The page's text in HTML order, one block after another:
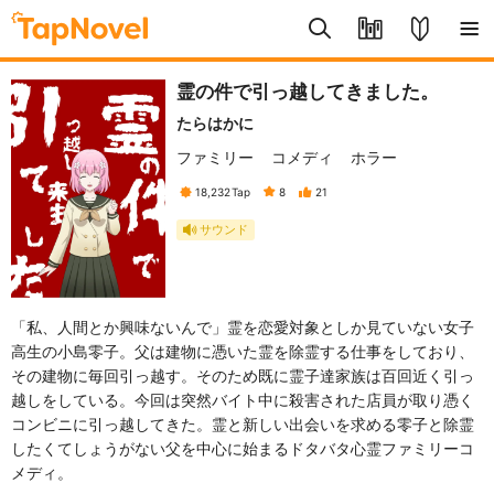
霊の件で引っ越してきました。
たらはかに
ファミリー
コメディ ホラー
18,232Tap 8 21
サウンド
「私、人間とか興味ないんで」霊を恋愛対象としか見ていない女子
高生の小島零子。父は建物に憑いた霊を除霊する仕事をしており、
その建物に毎回引っ越す。そのため既に霊子達家族は百回近く引っ
越しをしている。今回は突然バイト中に殺害された店員が取り憑く
コンビニに引っ越してきた。霊と新しい出会いを求める零子と除霊
したくてしょうがない父を中心に始まるドタバタ心霊ファミリーコ
メディ。